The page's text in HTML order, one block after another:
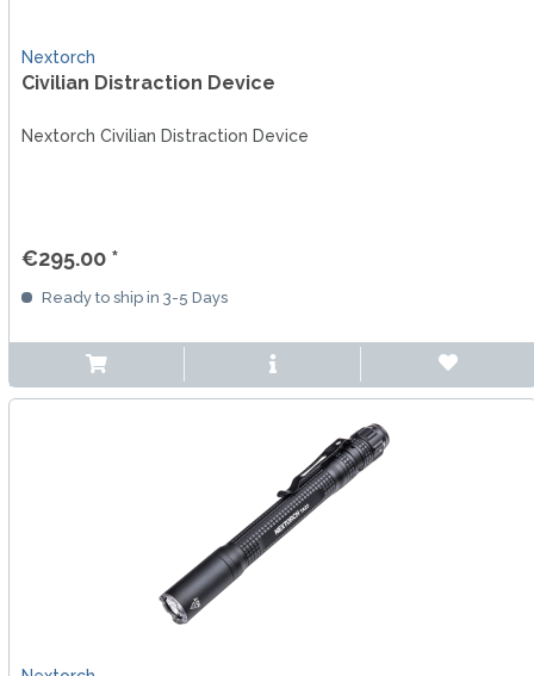
Nextorch
Civilian Distraction Device
Nextorch Civilian Distraction Device
€295.00 *
Ready to ship in 3-5 Days